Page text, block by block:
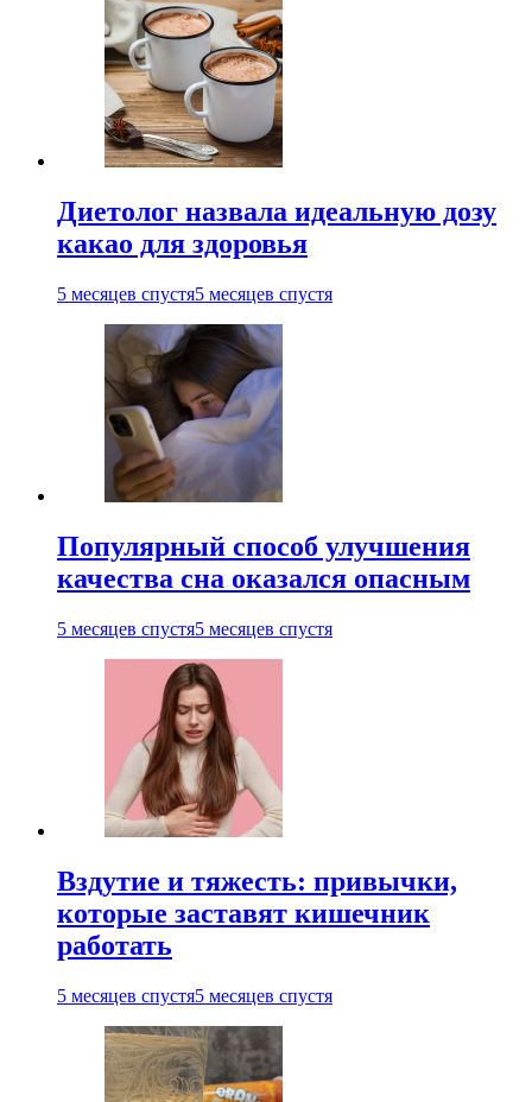
Диетолог назвала идеальную дозу
какао для здоровья
5 месяцев спустя5 месяцев спустя
Популярный способ улучшения
качества сна оказался опасным
5 месяцев спустя5 месяцев спустя
Вздутие и тяжесть: привычки,
которые заставят кишечник
работать
5 месяцев спустя5 месяцев спустя